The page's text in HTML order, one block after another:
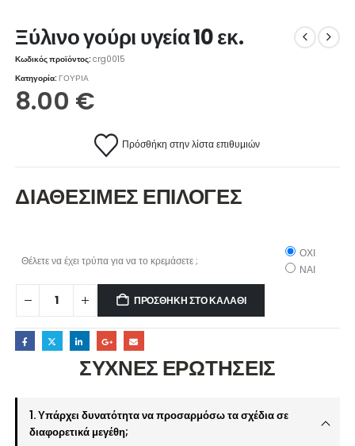
Ξύλινο γούρι υγεία 10 εκ.
Κωδικός προϊόντος:crg0015
Κατηγορία:ΓΟΥΡΙΑ
8.00 €
Πρόσθήκη στην λίστα επιθυμιών
ΔΙΑΘΕΣΙΜΕΣ ΕΠΙΛΟΓΕΣ
Θέλετε να έχει τρύπα για να το κρεμάσετε ;
ΟΧΙ
ΝΑΙ
ΠΡΟΣΘΉΚΗ ΣΤΟ ΚΑΛΆΘΙ
ΣΥΧΝΕΣ ΕΡΩΤΗΣΕΙΣ
1. Υπάρχει δυνατότητα να προσαρμόσω τα σχέδια σε
διαφορετικά μεγέθη;